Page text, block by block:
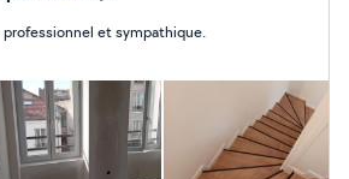
professionnel et sympathique.